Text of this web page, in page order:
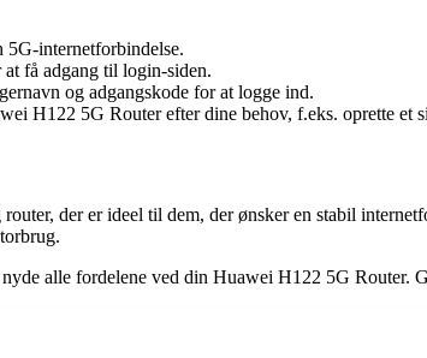
internetforbindelse.
få adgang til login-siden.
og adgangskode for at logge ind.
H122 5G Router efter dine behov, f.eks. oprette et
der er ideel til dem, der ønsker en stabil
alle fordelene ved din Huawei H122 5G Router.